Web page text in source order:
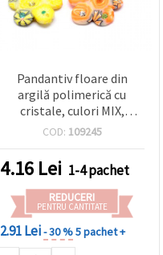
Pandantiv floare din
argilă polimerică cu
cristale, culori MIX,
24x24x3 mm, gaură: 1,5
COD: 109245
4.16 Lei 1-4 pachet
REDUCERI
PENTRU CANTITATE
2.91 Lei- 30 %5 pachet +